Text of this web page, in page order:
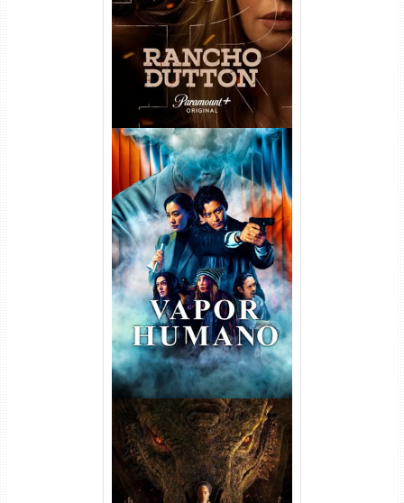
WEB-DL 1080p Dual Áudio
Vapor Humano 1ª Temporada
Torrent (2026) WEB-DL 1080p
Dual Áudio